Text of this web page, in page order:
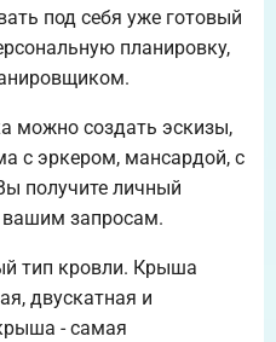
под себя уже готовый
планировку,
можно создать эскизы,
с эркером, мансардой, с
получите личный
вашим запросам.
тип кровли. Крыша
двускатная и
- самая